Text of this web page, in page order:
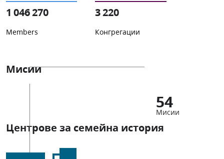
1 046 270
Members
3 220
Конгрегации
Мисии
54
Мисии
Центрове за семейна история